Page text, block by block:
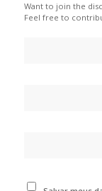
Want to join the
Feel free to